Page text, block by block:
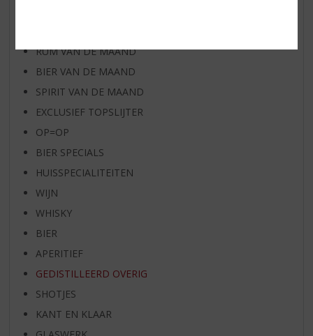
RUM VAN DE MAAND
BIER VAN DE MAAND
SPIRIT VAN DE MAAND
EXCLUSIEF TOPSLIJTER
OP=OP
BIER SPECIALS
HUISSPECIALITEITEN
WIJN
WHISKY
BIER
APERITIEF
GEDISTILLEERD OVERIG
SHOTJES
KANT EN KLAAR